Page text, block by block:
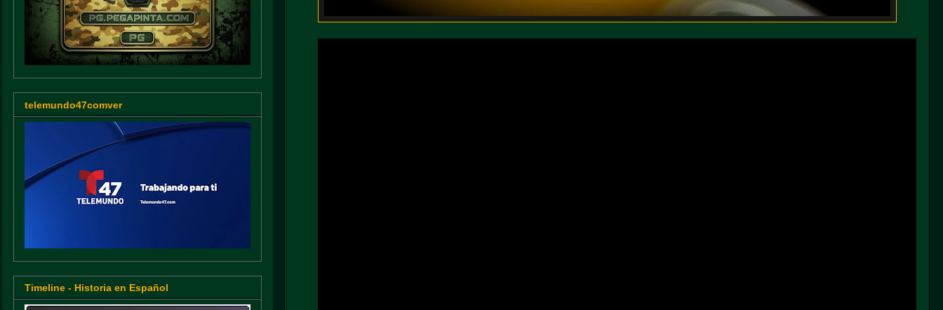
telemundo47comver
Timeline - Historia en Español